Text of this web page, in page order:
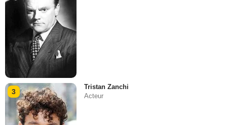
3
Tristan Zanchi
Acteur